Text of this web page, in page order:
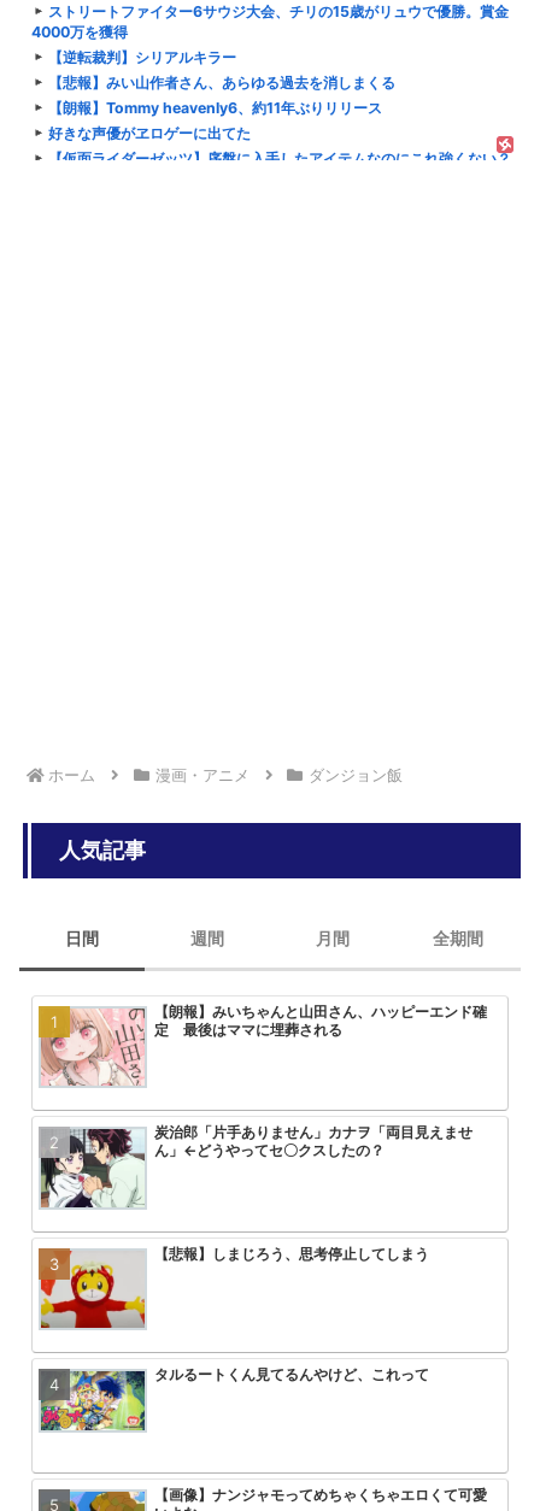
ストリートファイター6サウジ大会、チリの15歳がリュウで優勝。賞金
4000万を獲得
【逆転裁判】シリアルキラー
【悲報】みい山作者さん、あらゆる過去を消しまくる
【朗報】Tommy heavenly6、約11年ぶりリリース
好きな声優がヱロゲーに出てた
【仮面ライダーゼッツ】序盤に入手したアイテムなのにこれ強くない？
ホーム 漫画・アニメ ダンジョン飯
人気記事
日間
【朗報】みいちゃんと山田さん、ハッピーエンド確
定 最後はママに埋葬される
炭治郎「片手ありません」カナヲ「両目見えませ
ん」←どうやってセ〇クスしたの？
【悲報】しまじろう、思考停止してしまう
タルるートくん見てるんやけど、これって
【画像】ナンジャモってめちゃくちゃエロくて可愛
週間
【悲報】最近のプリキュアヒロイ
【悲報】アーニャ・フォージャー
まう
HUNTER×HUNTERのこいつって
ゴジータが中〇ししたら悟空とベ
【悲報】ワンピース最新話、ルフ
月間
みいちゃんと山田さん、次号最終回
アニメ無職転生3期が始まるけどこ
を追い抜くけど
【画像】「彼岸島」の作者がヤニ
【朗報】ヤニねこ中国で大ヒット
ONE PIECE 懸賞金５億超えが３６
全期間
大人気エロ漫画「サバエとヤッた
回を迎える
【画像】トガちゃんの新作フィギ
クスｗｗｗｗｗｗｗｗｗｗｗｗｗｗ
【悲報】ワンパンマン3期の作画お
【悲報】ワンピース、適当につけ
速報 フリーレンの丸パクリ作品炎